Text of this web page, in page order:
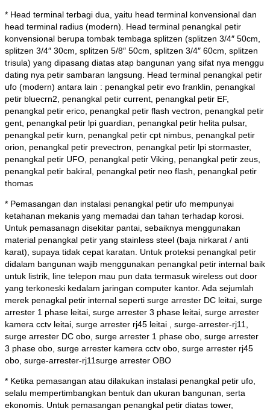
* Head terminal terbagi dua, yaitu head terminal konvensional dan
head terminal radius (modern). Head terminal penangkal petir
konvensional berupa tombak tembaga splitzen (splitzen 3/4″ 50cm,
splitzen 3/4″ 30cm, splitzen 5/8″ 50cm, splitzen 3/4″ 60cm, splitzen
trisula) yang dipasang diatas atap bangunan yang sifat nya menggu
dating nya petir sambaran langsung. Head terminal penangkal petir
ufo (modern) antara lain : penangkal petir evo franklin, penangkal
petir bluecrn2, penangkal petir current, penangkal petir EF,
penangkal petir erico, penangkal petir flash vectron, penangkal petir
gent, penangkal petir lpi guardian, penangkal petir helita pulsar,
penangkal petir kurn, penangkal petir cpt nimbus, penangkal petir
orion, penangkal petir prevectron, penangkal petir lpi stormaster,
penangkal petir UFO, penangkal petir Viking, penangkal petir zeus,
penangkal petir bakiral, penangkal petir neo flash, penangkal petir
thomas
* Pemasangan dan instalasi penangkal petir ufo mempunyai
ketahanan mekanis yang memadai dan tahan terhadap korosi.
Untuk pemasanagn disekitar pantai, sebaiknya menggunakan
material penangkal petir yang stainless steel (baja nirkarat / anti
karat), supaya tidak cepat karatan. Untuk proteksi penangkal petir
didalam bangunan wajib menggunakan penangkal petir internal baik
untuk listrik, line telepon mau pun data termasuk wireless out door
yang terkoneski kedalam jaringan computer kantor. Ada sejumlah
merek penagkal petir internal seperti surge arrester DC leitai, surge
arrester 1 phase leitai, surge arrester 3 phase leitai, surge arrester
kamera cctv leitai, surge arrester rj45 leitai , surge-arrester-rj11,
surge arrester DC obo, surge arrester 1 phase obo, surge arrester
3 phase obo, surge arrester kamera cctv obo, surge arrester rj45
obo, surge-arrester-rj11surge arrester OBO
* Ketika pemasangan atau dilakukan instalasi penangkal petir ufo,
selalu mempertimbangkan bentuk dan ukuran bangunan, serta
ekonomis. Untuk pemasangan penangkal petir diatas tower,